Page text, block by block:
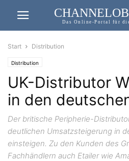
Das Online-Portal für
Start Distribution
Distribution
UK-Distributor
in den
Der britische Peripherie-
deutlichen Umsatzsteigerung in
einsteigen. Zu den Kunden des
Fachhändlern auch Etailer wie